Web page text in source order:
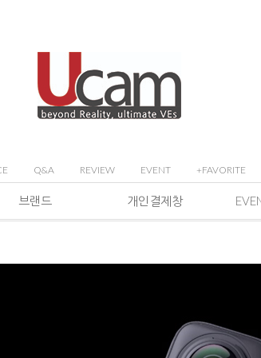
Q&A REVIEW EVENT +FAVORITE
브랜드 개인결제창